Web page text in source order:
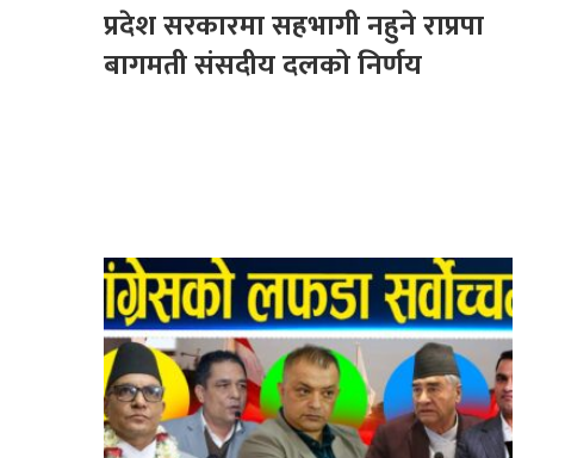
प्रदेश सरकारमा सहभागी नहुने राप्रपा
बागमती संसदीय दलको निर्णय